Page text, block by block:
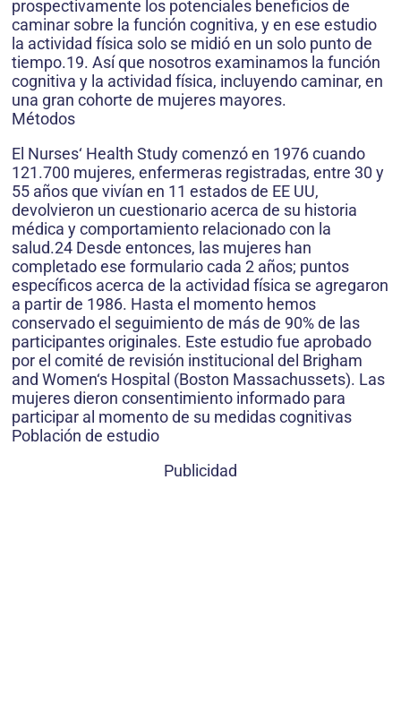
prospectivamente los potenciales beneficios de
caminar sobre la función cognitiva, y en ese estudio
la actividad física solo se midió en un solo punto de
tiempo.19. Así que nosotros examinamos la función
cognitiva y la actividad física, incluyendo caminar, en
una gran cohorte de mujeres mayores.
Métodos
El Nurses‘ Health Study comenzó en 1976 cuando
121.700 mujeres, enfermeras registradas, entre 30 y
55 años que vivían en 11 estados de EE UU,
devolvieron un cuestionario acerca de su historia
médica y comportamiento relacionado con la
salud.24 Desde entonces, las mujeres han
completado ese formulario cada 2 años; puntos
específicos acerca de la actividad física se agregaron
a partir de 1986. Hasta el momento hemos
conservado el seguimiento de más de 90% de las
participantes originales. Este estudio fue aprobado
por el comité de revisión institucional del Brigham
and Women‘s Hospital (Boston Massachussets). Las
mujeres dieron consentimiento informado para
participar al momento de su medidas cognitivas
Población de estudio
Publicidad